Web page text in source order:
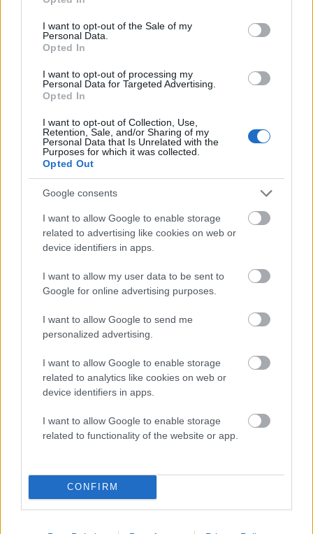
use your data for below specified purposes in below Google
consent section.
I want to opt-out of the Sale of my
Personal Data.
Opted In
I want to opt-out of processing my
Personal Data for Targeted Advertising.
Opted In
I want to opt-out of Collection, Use,
Retention, Sale, and/or Sharing of my
Personal Data that Is Unrelated with the
Purposes for which it was collected.
Opted Out
Google consents
I want to allow Google to enable storage
related to advertising like cookies on web or
device identifiers in apps.
I want to allow my user data to be sent to
Google for online advertising purposes.
I want to allow Google to send me
personalized advertising.
I want to allow Google to enable storage
related to analytics like cookies on web or
device identifiers in apps.
I want to allow Google to enable storage
related to functionality of the website or app.
CONFIRM
Registerutskrift
organisasjonsnummer, navn, organisasjonsform, daglig
leder, besøks- og postadresse, hvilke tilknyttede
registre enheten er registrert i, NACE-bransje, målform.
Kilde: Brønnøysundregistrene - Enhetsregisteret
Rolleoversikten viser hvilke roller et foretak har i andre
Kilde: Brønnøysundregistrene - Enhetsregisteret
Eksempel
NOK 25,00
Øvrige produkter
Registreringsnr.